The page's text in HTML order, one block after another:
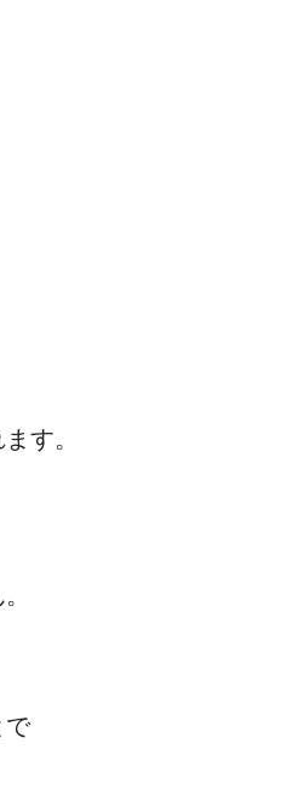
。
す。
です。
ます。
せん。
化し、
。
ことで